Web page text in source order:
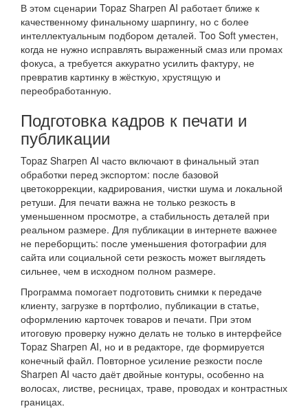
В этом сценарии Topaz Sharpen AI работает ближе к
качественному финальному шарпингу, но с более
интеллектуальным подбором деталей. Too Soft уместен,
когда не нужно исправлять выраженный смаз или промах
фокуса, а требуется аккуратно усилить фактуру, не
превратив картинку в жёсткую, хрустящую и
переобработанную.
Подготовка кадров к печати и
публикации
Topaz Sharpen AI часто включают в финальный этап
обработки перед экспортом: после базовой
цветокоррекции, кадрирования, чистки шума и локальной
ретуши. Для печати важна не только резкость в
уменьшенном просмотре, а стабильность деталей при
реальном размере. Для публикации в интернете важнее
не переборщить: после уменьшения фотографии для
сайта или социальной сети резкость может выглядеть
сильнее, чем в исходном полном размере.
Программа помогает подготовить снимки к передаче
клиенту, загрузке в портфолио, публикации в статье,
оформлению карточек товаров и печати. При этом
итоговую проверку нужно делать не только в интерфейсе
Topaz Sharpen AI, но и в редакторе, где формируется
конечный файл. Повторное усиление резкости после
Sharpen AI часто даёт двойные контуры, особенно на
волосах, листве, ресницах, траве, проводах и контрастных
границах.